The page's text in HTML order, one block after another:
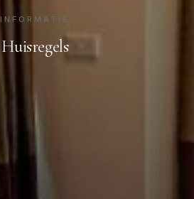
INFORMATIE
Huisregels